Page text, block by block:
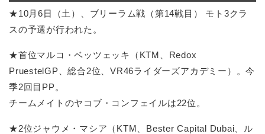
★10月6日（土）、ブリーラム戦（第14戦目） モト3クラ
スの予選が行われた。
★首位マルコ・ベッツェッキ（KTM、Redox
PruestelGP、総合2位、VR46ライダーズアカデミー）。今
季2回目PP。
チームメイトのヤコブ・コンフェイルは22位。
★2位ジャウメ・マシア（KTM、Bester Capital Dubai、ル